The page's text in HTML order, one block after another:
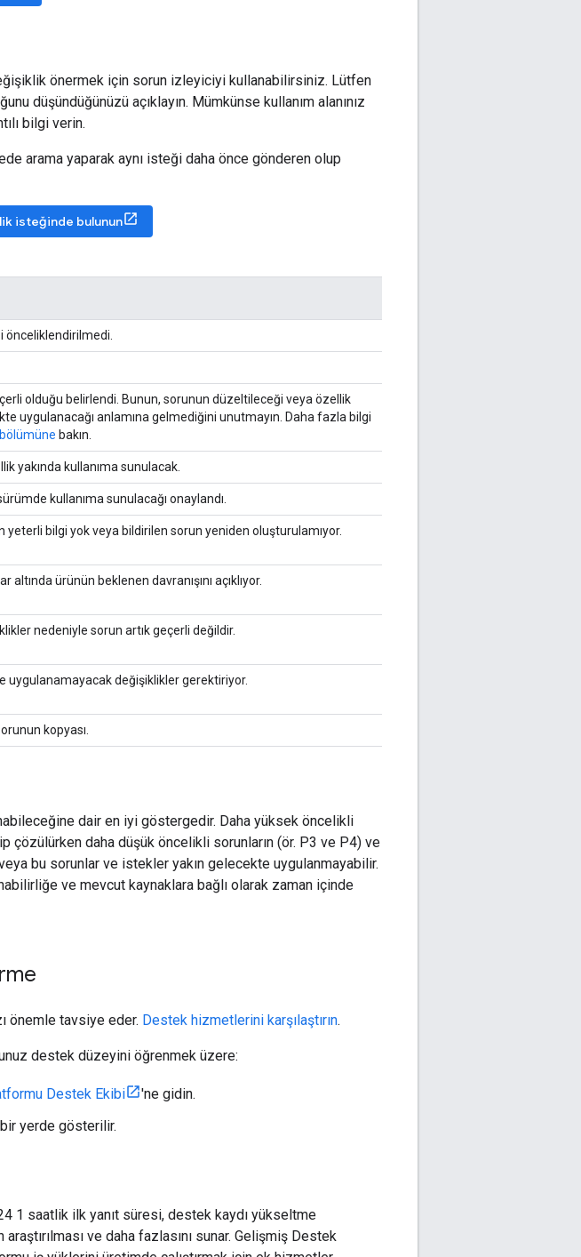
önermek için sorun izleyiciyi kullanabilirsiniz. Lütfen
düşündüğünüzü açıklayın. Mümkünse kullanım alanınız
bilgi verin.
arama yaparak aynı isteği daha önce gönderen olup
isteğinde bulunun
önceliklendirilmedi.
olduğu belirlendi. Bunun, sorunun düzeltileceği veya özellik
uygulanacağı anlamına gelmediğini unutmayın. Daha fazla bilgi
bakın.
yakında kullanıma sunulacak.
kullanıma sunulacağı onaylandı.
bilgi yok veya bildirilen sorun yeniden oluşturulamıyor.
altında ürünün beklenen davranışını açıklıyor.
nedeniyle sorun artık geçerli değildir.
uygulanamayacak değişiklikler gerektiriyor.
kopyası.
dair en iyi göstergedir. Daha yüksek öncelikli
çözülürken daha düşük öncelikli sorunların (ör. P3 ve P4) ve
bu sorunlar ve istekler yakın gelecekte uygulanmayabilir.
ve mevcut kaynaklara bağlı olarak zaman içinde
önemle tavsiye eder. Destek hizmetlerini karşılaştırın.
destek düzeyini öğrenmek üzere:
Destek Ekibi
'ne gidin.
bir yerde gösterilir.
1 saatlik ilk yanıt süresi, destek kaydı yükseltme
araştırılması ve daha fazlasını sunar. Gelişmiş Destek